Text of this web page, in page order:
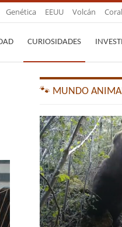
Genética EEUU Volcán Coral
CURIOSIDADES
🐾 MUNDO